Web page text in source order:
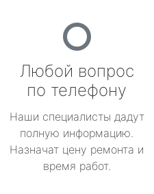
Любой вопрос
по телефону
Наши специалисты дадут
полную информацию.
Назначат цену ремонта и
время работ.